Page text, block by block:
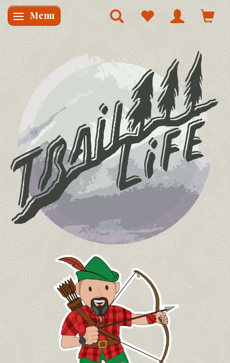
Skifte navigation
Menu